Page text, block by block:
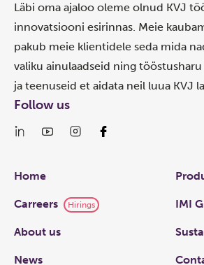
Läbi oma ajaloo oleme olnud KVJ
innovatsiooni esirinnas. Meie
pakub meie klientidele seda mida
valiku ainulaadseid ning
ja teenuseid et aidata neil luua KVJ
Links
Home
Carreers Hirings IMI
About us
News
Follow us